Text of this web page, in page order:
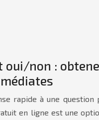
non :
rapide à une question
en ligne est une